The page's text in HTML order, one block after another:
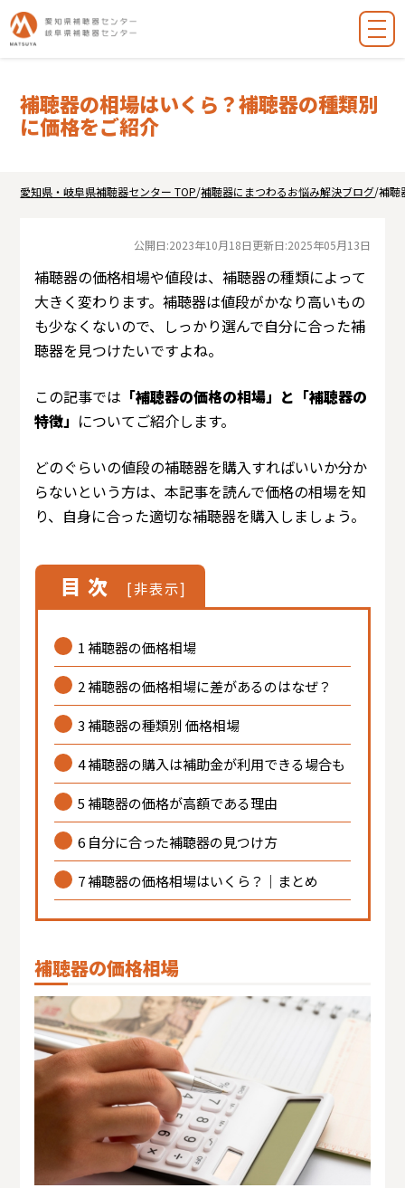
補聴器の相場はいくら？補聴器の種類別
に価格をご紹介
愛知県・岐阜県補聴器センター TOP/補聴器にまつわるお悩み解決ブログ/補聴
公開日:2023年10月18日更新日:2025年05月13日
補聴器の価格相場や値段は、補聴器の種類によって
大きく変わります。補聴器は値段がかなり高いもの
も少なくないので、しっかり選んで自分に合った補
聴器を見つけたいですよね。
この記事では 「補聴器の価格の相場」と「補聴器の
特徴」 についてご紹介します。
どのぐらいの値段の補聴器を購入すればいいか分か
らないという方は、本記事を読んで価格の相場を知
り、自身に合った適切な補聴器を購入しましょう。
目次 [非表示]
1補聴器の価格相場
2補聴器の価格相場に差があるのはなぜ？
3補聴器の種類別 価格相場
4補聴器の購入は補助金が利用できる場合も
5補聴器の価格が高額である理由
6 自分に合った補聴器の見つけ方
7補聴器の価格相場はいくら？｜まとめ
補聴器の価格相場